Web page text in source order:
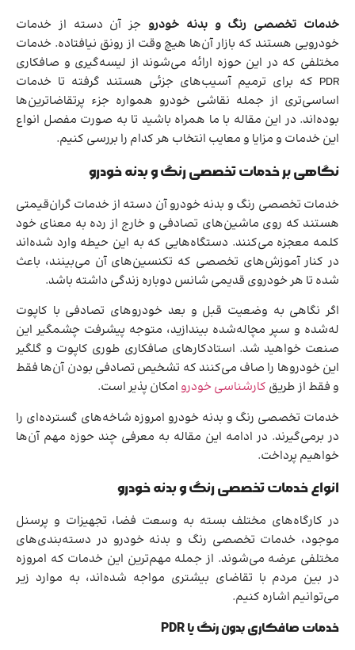
خدمات تخصصی رنگ و بدنه خودرو جز آن دسته از خدمات
خودرویی هستند که بازار آن‌ها هیچ وقت از رونق نیافتاده. خدمات
مختلفی که در این حوزه ارائه می‌شوند از لیسه‌گیری و صافکاری
PDR که برای ترمیم آسیب‌های جزئی هستند گرفته تا خدمات
اساسی‌تری از جمله نقاشی خودرو همواره جزء پرتقاضاترین‌ها
بوده‌اند. در این مقاله با ما همراه باشید تا به صورت مفصل انواع
این خدمات و مزایا و معایب انتخاب هر کدام را بررسی کنیم.
نگاهی بر خدمات تخصصی رنگ و بدنه خودرو
خدمات تخصصی رنگ و بدنه خودرو آن دسته از خدمات گران‌قیمتی
هستند که روی ماشین‌های تصادفی و خارج از رده به معنای خود
کلمه معجزه می‌کنند. دستگاه‌هایی که به این حیطه وارد شده‌اند
در کنار آموزش‌های تخصصی که تکنسین‌های آن می‌بینند، باعث
شده تا هر خودروی قدیمی شانس دوباره زندگی داشته باشد.
اگر نگاهی به وضعیت قبل و بعد خودروهای تصادفی با کاپوت
له‌شده و سپر مچاله‌شده بیندازید، متوجه پیشرفت چشمگیر این
صنعت خواهید شد. استادکارهای صافکاری طوری کاپوت و گلگیر
این خودروها را صاف می‌کنند که تشخیص تصادفی بودن آن‌ها فقط
و فقط از طریق کارشناسی خودروامکان پذیر است.
خدمات تخصصی رنگ و بدنه خودرو امروزه شاخه‌های گسترده‌ای را
در برمی‌گیرند. در ادامه این مقاله به معرفی چند حوزه مهم آن‌ها
خواهیم پرداخت.
انواع خدمات تخصصی رنگ و بدنه خودرو
در کارگاه‌های مختلف بسته به وسعت فضا، تجهیزات و پرسنل
موجود، خدمات تخصصی رنگ و بدنه خودرو در دسته‌بندی‌های
مختلفی عرضه می‌شوند. از جمله مهم‌ترین این خدمات که امروزه
در بین مردم با تقاضای بیشتری مواجه شده‌اند، به موارد زیر
می‌توانیم اشاره کنیم.
خدمات صافکاری بدون رنگ یا PDR